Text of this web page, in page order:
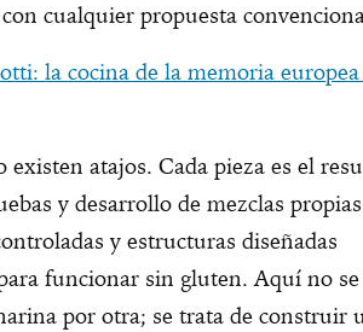
cualquier propuesta
la cocina de la memoria
existen atajos. Cada pieza es el
y desarrollo de mezclas
y estructuras diseñadas
funcionar sin gluten. Aquí no
por otra; se trata de construir